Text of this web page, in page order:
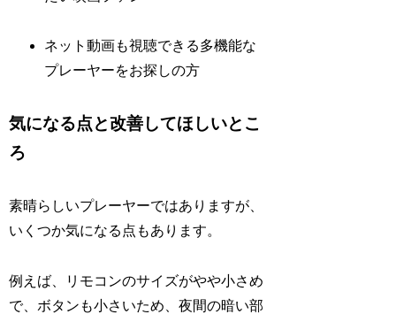
ネット動画も視聴できる多機能な
プレーヤーをお探しの方
気になる点と改善してほしいとこ
ろ
素晴らしいプレーヤーではありますが、
いくつか気になる点もあります。
例えば、リモコンのサイズがやや小さめ
で、ボタンも小さいため、夜間の暗い部